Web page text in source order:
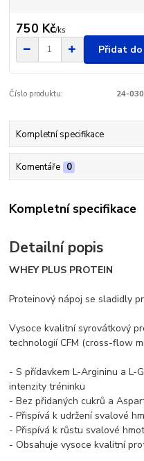
750 Kč/ks
Přidat
Číslo produktu: 24-
Kompletní specifikace
Komentáře 0
Kompletní specifikace
Detailní popis
WHEY PLUS PROTEIN
Proteinový nápoj se sladidly
Vysoce kvalitní syrovátkový
technologií CFM (cross-flow
- S přídavkem L-Argininu a L-
intenzity tréninku
- Bez přidaných cukrů a
- Přispívá k udržení svalové
- Přispívá k růstu svalové
- Obsahuje vysoce kvalitní